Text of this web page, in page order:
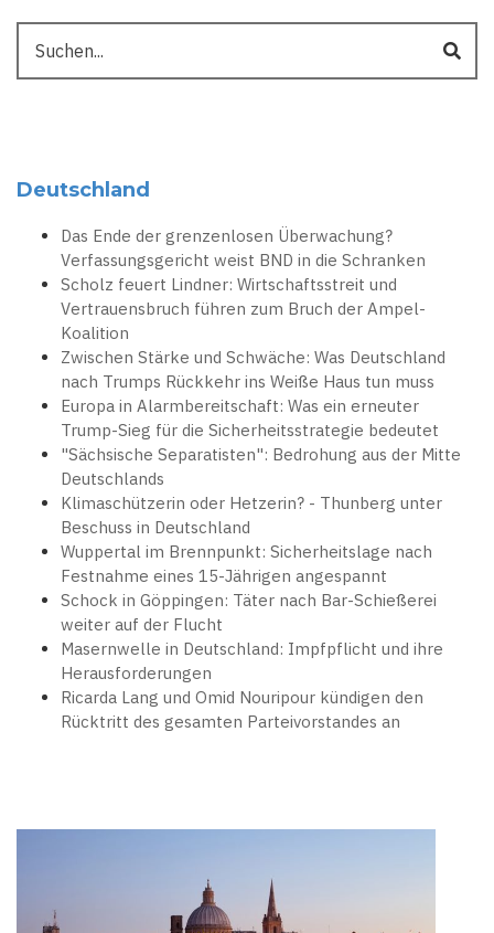
Deutschland
Das Ende der grenzenlosen Überwachung?
Verfassungsgericht weist BND in die Schranken
Scholz feuert Lindner: Wirtschaftsstreit und
Vertrauensbruch führen zum Bruch der Ampel-
Koalition
Zwischen Stärke und Schwäche: Was Deutschland
nach Trumps Rückkehr ins Weiße Haus tun muss
Europa in Alarmbereitschaft: Was ein erneuter
Trump-Sieg für die Sicherheitsstrategie bedeutet
"Sächsische Separatisten": Bedrohung aus der Mitte
Deutschlands
Klimaschützerin oder Hetzerin? - Thunberg unter
Beschuss in Deutschland
Wuppertal im Brennpunkt: Sicherheitslage nach
Festnahme eines 15-Jährigen angespannt
Schock in Göppingen: Täter nach Bar-Schießerei
weiter auf der Flucht
Masernwelle in Deutschland: Impfpflicht und ihre
Herausforderungen
Ricarda Lang und Omid Nouripour kündigen den
Rücktritt des gesamten Parteivorstandes an